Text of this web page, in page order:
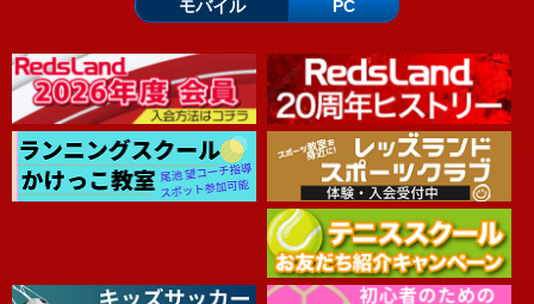
モバイル PC